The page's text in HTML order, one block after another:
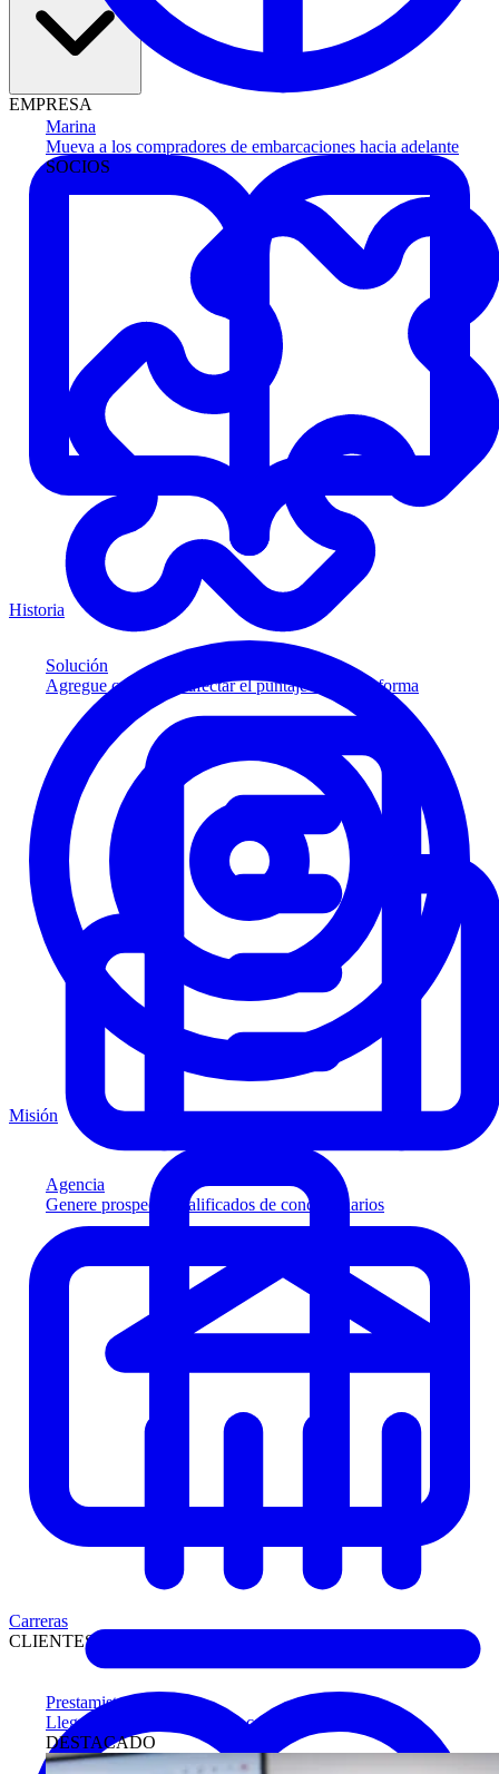
Marina
Mueva a los compradores de embarcaciones hacia adelante
SOCIOS
Solución
Agregue crédito sin afectar el puntaje a su plataforma
Agencia
Genere prospectos calificados de concesionarios
Prestamistas
Llegue antes a compradores calificados
DESTACADO
EMPRESA
Historia
Misión
Carreras
CLIENTES